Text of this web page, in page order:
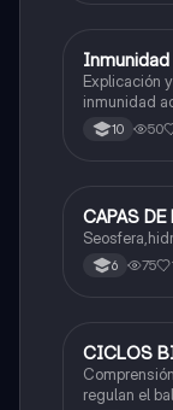
Biologia
Explicación
inmunidad
10 50
Biologia
CAPAS DE
6 75
Biologia
CICLOS
regulan el